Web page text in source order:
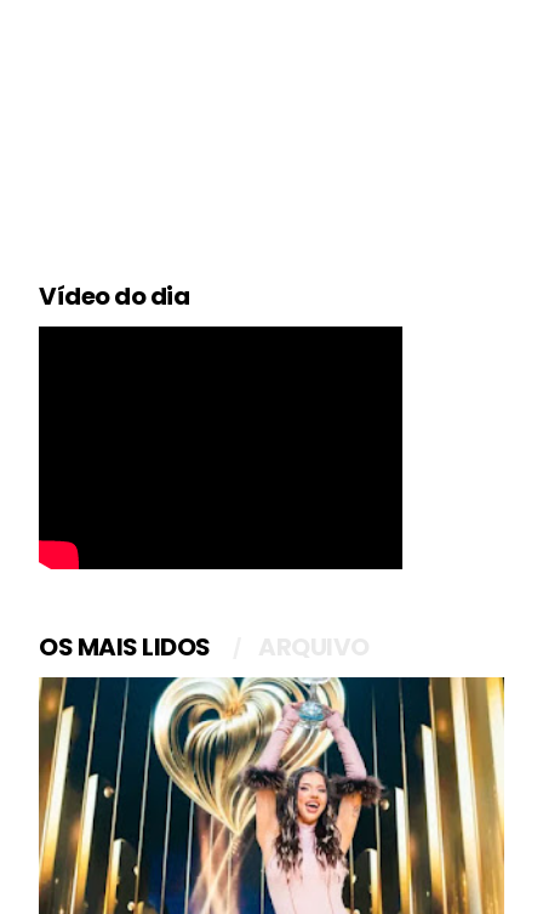
Vídeo do dia
OS MAIS LIDOS